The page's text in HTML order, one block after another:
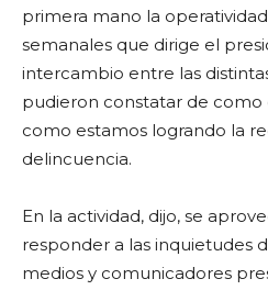
primera mano la
semanales que dirige el
intercambio entre las
pudieron constatar de como
como estamos logrando la
delincuencia.
En la actividad, dijo, se
responder a las inquietudes
medios y comunicadores